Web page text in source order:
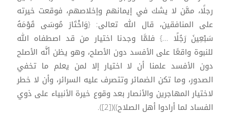
رجلًا، ممَّن لا يشك في إيمانهم وإخلاصهم، فوقعت خيرته
على المنافقين، قال الله تعالى: {وَاخْتَارَ مُوسَى قَوْمَهُ
سَبْعِينَ رَجُلًا ...} فلمَّا وجدنا اختيار من قد اصطفاه الله
للنبوة واقعًا على الأفسد دون الأصلح، وهو يظن أنَّه الأصلح
دون الأفسد علمنا أن لا اختيار إلا لمن يعلم ما تخفي
الصدور، وما تكن الضمائر وتتصرف عليه السرائر، وأن لا خطر
لاختيار المهاجرين والأنصار بعد وقوع خيرة الأنبياء على ذوي
الفساد لما أرادوا أهل الصلاح))([2]).